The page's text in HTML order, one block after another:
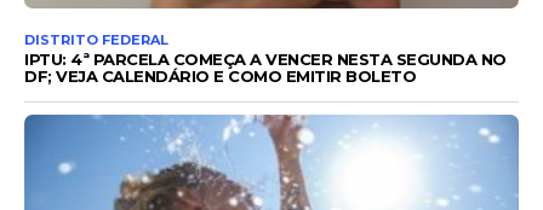
DISTRITO FEDERAL
IPTU: 4ª PARCELA COMEÇA A VENCER NESTA SEGUNDA NO
DF; VEJA CALENDÁRIO E COMO EMITIR BOLETO